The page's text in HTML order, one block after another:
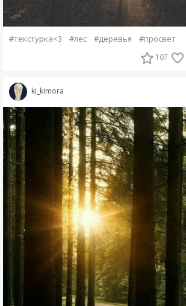
#текстурка<3 #лес #деревья #просвет
107
ki_kimora